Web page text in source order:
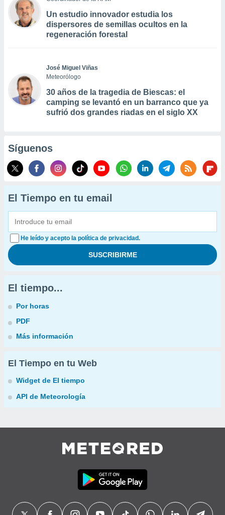
Un estudio innovador estudia los
dispersores de semillas ocultos en la
regeneración forestal
José Miguel Viñas
Meteorólogo
30 años de la tragedia de Biescas: el
camping se levantó en un barranco que ya
sufrió dos grandes riadas en el siglo XX
Síguenos
El Tiempo en tu email
He leído y acepto la política de privacidad.
El tiempo...
Por horas
PDF
Más información
El Tiempo en tu Web
Widget de El tiempo
API de Meteorología